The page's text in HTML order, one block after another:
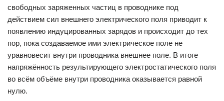
свободных заряженных частиц в проводнике под
действием сил внешнего электрического поля приводит к
появлению индуцированных зарядов и происходит до тех
пор, пока создаваемое ими электрическое поле не
уравновесит внутри проводника внешнее поле. В итоге
напряжённость результирующего электростатического поля
во всём объёме внутри проводника оказывается равной
нулю.